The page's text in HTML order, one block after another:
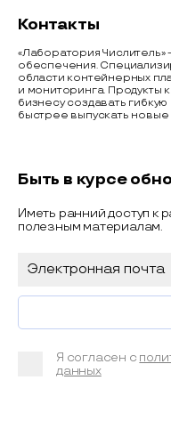
Контакты
«Лаборатория
обеспечения.
области контейнерных
и мониторинга. Продукты
бизнесу создавать
быстрее выпускать
Быть в курсе
Иметь ранний доступ к
полезным материалам.
Я согласен с
данных